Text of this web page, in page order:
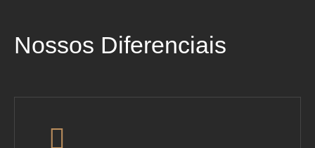
Nossos Diferenciais